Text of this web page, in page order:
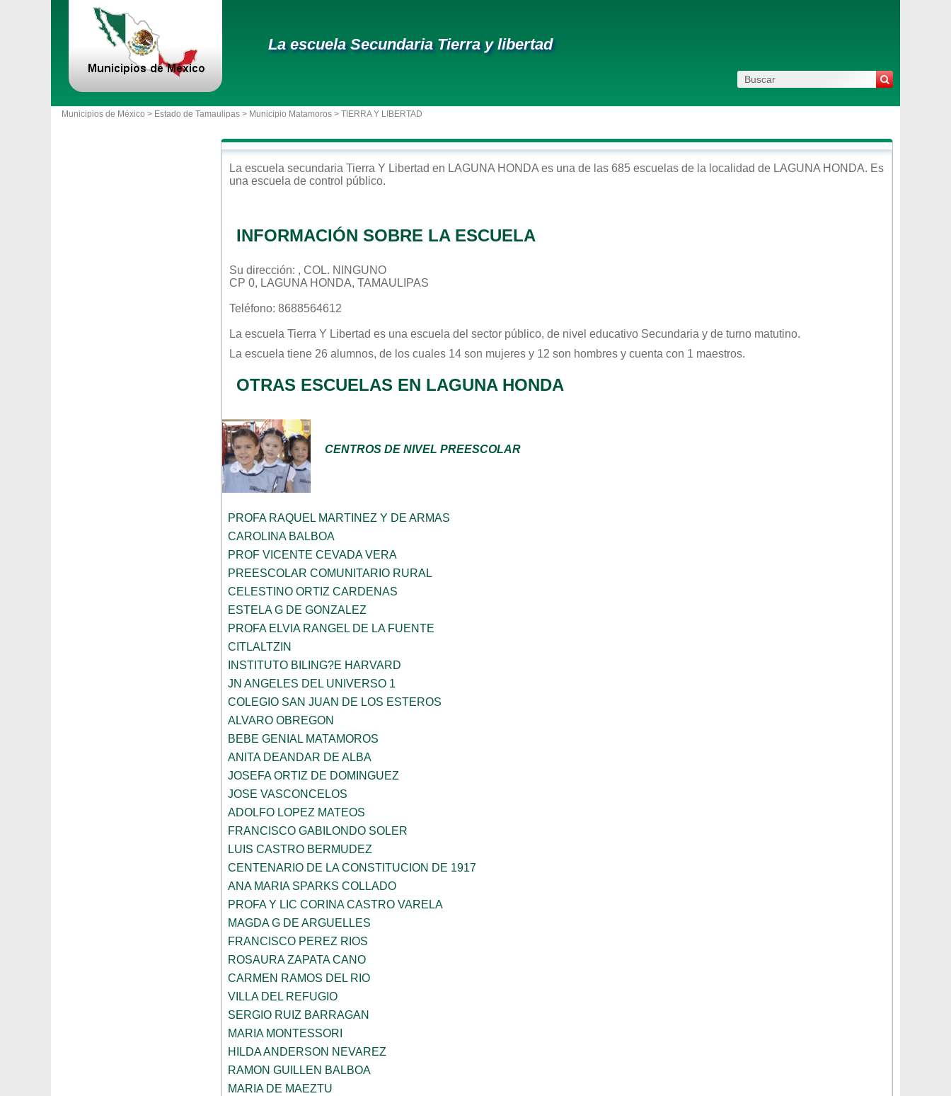
La escuela Secundaria Tierra y libertad
Municipios de México > Estado de Tamaulipas > Municipio Matamoros > TIERRA Y LIBERTAD
La escuela secundaria Tierra Y Libertad en LAGUNA HONDA es una de las 685 escuelas de la localidad de LAGUNA HONDA. Es
una escuela de control público.
INFORMACIÓN SOBRE LA ESCUELA
Su dirección: , COL. NINGUNO
CP 0, LAGUNA HONDA, TAMAULIPAS
Teléfono: 8688564612
La escuela Tierra Y Libertad es una escuela del sector público, de nivel educativo Secundaria y de turno matutino.
La escuela tiene 26 alumnos, de los cuales 14 son mujeres y 12 son hombres y cuenta con 1 maestros.
OTRAS ESCUELAS EN LAGUNA HONDA
CENTROS DE NIVEL PREESCOLAR
PROFA RAQUEL MARTINEZ Y DE ARMAS
CAROLINA BALBOA
PROF VICENTE CEVADA VERA
PREESCOLAR COMUNITARIO RURAL
CELESTINO ORTIZ CARDENAS
ESTELA G DE GONZALEZ
PROFA ELVIA RANGEL DE LA FUENTE
CITLALTZIN
INSTITUTO BILING?E HARVARD
JN ANGELES DEL UNIVERSO 1
COLEGIO SAN JUAN DE LOS ESTEROS
ALVARO OBREGON
BEBE GENIAL MATAMOROS
ANITA DEANDAR DE ALBA
JOSEFA ORTIZ DE DOMINGUEZ
JOSE VASCONCELOS
ADOLFO LOPEZ MATEOS
FRANCISCO GABILONDO SOLER
LUIS CASTRO BERMUDEZ
CENTENARIO DE LA CONSTITUCION DE 1917
ANA MARIA SPARKS COLLADO
PROFA Y LIC CORINA CASTRO VARELA
MAGDA G DE ARGUELLES
FRANCISCO PEREZ RIOS
ROSAURA ZAPATA CANO
CARMEN RAMOS DEL RIO
VILLA DEL REFUGIO
SERGIO RUIZ BARRAGAN
MARIA MONTESSORI
HILDA ANDERSON NEVAREZ
RAMON GUILLEN BALBOA
MARIA DE MAEZTU